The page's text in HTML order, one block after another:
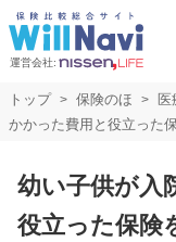
運営会社:
トップ 保険のほ 医
かかった費用と役立った
幼い子供が入
役立った保険